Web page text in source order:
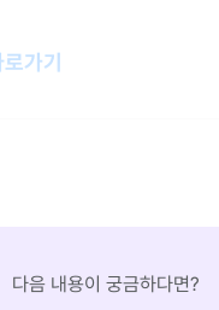
가기
다음 내용이 궁금하다면?